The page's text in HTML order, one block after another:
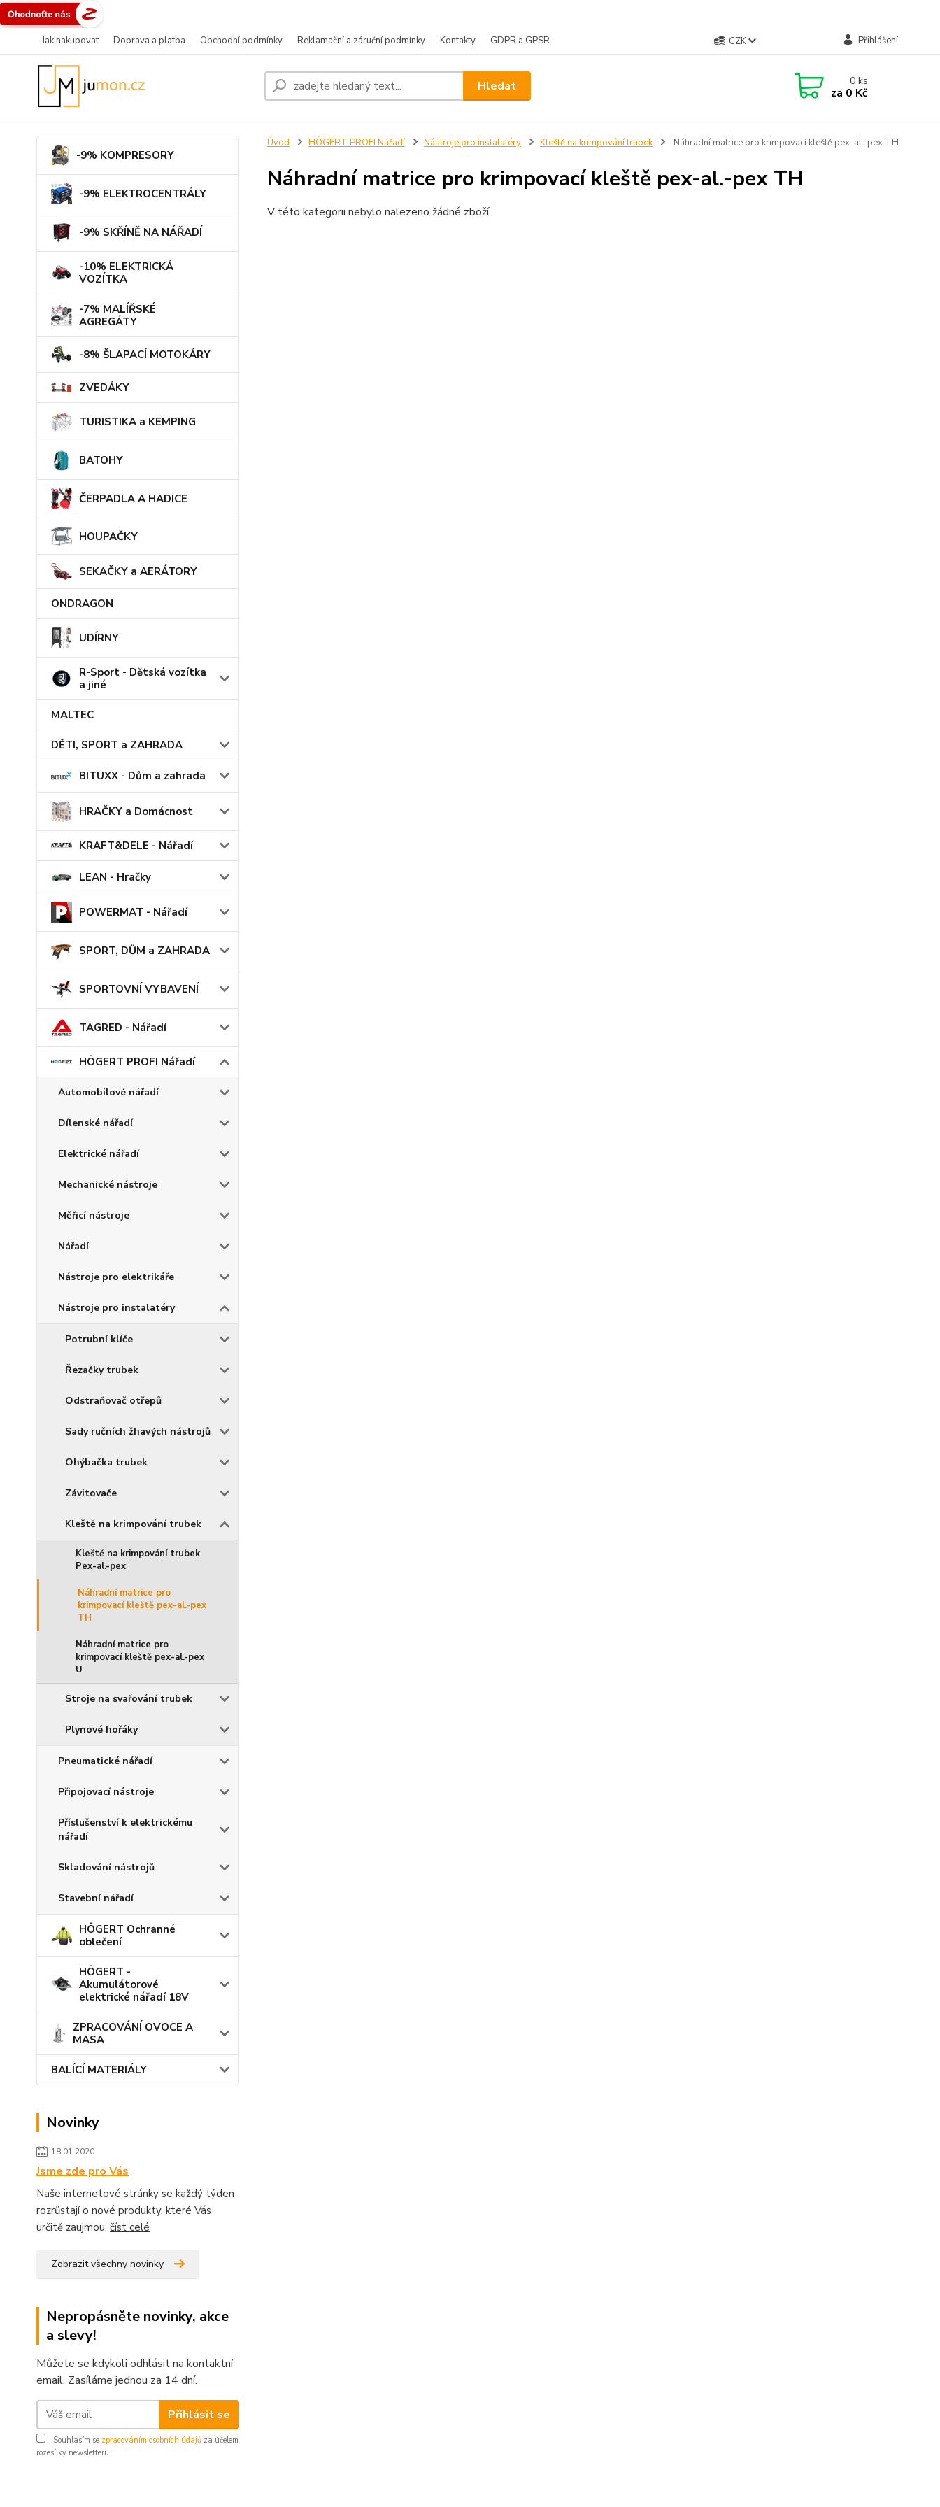
Jak nakupovat Doprava a platba Obchodní podmínky Reklamační a záruční podmínky Kontakty GDPR a GPSR CZK Přihlášení
Hledat 0ks
za 0 Kč
-9% KOMPRESORY
-9% ELEKTROCENTRÁLY
-9% SKŘÍNĚ NA NÁŘADÍ
-10% ELEKTRICKÁ
VOZÍTKA
-7% MALÍŘSKÉ
AGREGÁTY
-8% ŠLAPACÍ MOTOKÁRY
ZVEDÁKY
TURISTIKA a KEMPING
BATOHY
ČERPADLA A HADICE
HOUPAČKY
SEKAČKY a AERÁTORY
ONDRAGON
UDÍRNY
R-Sport - Dětská vozítka
a jiné
MALTEC
DĚTI, SPORT a ZAHRADA
BITUXX - Dům a zahrada
HRAČKY a Domácnost
KRAFT&DELE - Nářadí
LEAN - Hračky
POWERMAT - Nářadí
SPORT, DŮM a ZAHRADA
SPORTOVNÍ VYBAVENÍ
TAGRED - Nářadí
HÖGERT PROFI Nářadí
Automobilové nářadí
Dílenské nářadí
Elektrické nářadí
Mechanické nástroje
Měřicí nástroje
Nářadí
Nástroje pro elektrikáře
Nástroje pro instalatéry
Potrubní klíče
Řezačky trubek
Odstraňovač otřepů
Sady ručních žhavých nástrojů
Ohýbačka trubek
Závitovače
Kleště na krimpování trubek
Kleště na krimpování trubek
Pex-al.-pex
Náhradní matrice pro
krimpovací kleště pex-al.-pex
TH
Náhradní matrice pro
krimpovací kleště pex-al.-pex
U
Stroje na svařování trubek
Plynové hořáky
Pneumatické nářadí
Připojovací nástroje
Příslušenství k elektrickému
nářadí
Skladování nástrojů
Stavební nářadí
HÖGERT Ochranné
oblečení
HÖGERT -
Akumulátorové
elektrické nářadí 18V
ZPRACOVÁNÍ OVOCE A
MASA
BALÍCÍ MATERIÁLY
Novinky
18.01.2020
Jsme zde pro Vás
Naše internetové stránky se každý týden
rozrůstají o nové produkty, které Vás
určitě zaujmou. číst celé
Zobrazit všechny novinky
Nepropásněte novinky, akce
a slevy!
Můžete se kdykoli odhlásit na kontaktní
email. Zasíláme jednou za 14 dní.
Přihlásit se
Souhlasím se zpracováním osobních údajů za účelem
rozesílky newsletteru.
Úvod HÖGERT PROFI Nářadí Nástroje pro instalatéry Kleště na krimpování trubek Náhradní matrice pro krimpovací kleště pex-al.-pex TH
Náhradní matrice pro krimpovací kleště pex-al.-pex TH
V této kategorii nebylo nalezeno žádné zboží.